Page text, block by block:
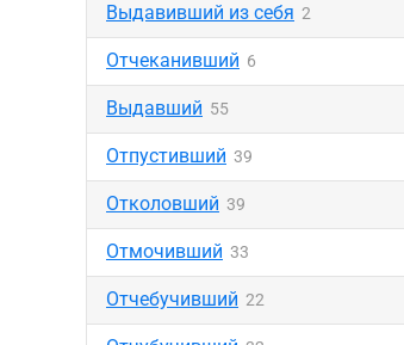
Выдавивший из себя 2
Отчеканивший 6
Выдавший 55
Отпустивший 39
Отколовший 39
Отмочивший 33
Отчебучивший 22